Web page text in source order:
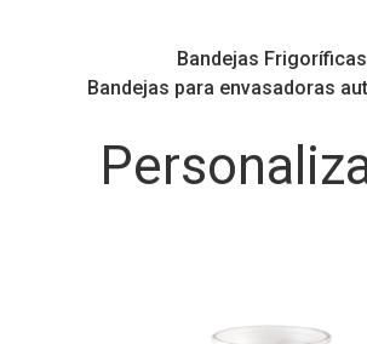
Bandejas Frigoríficas
Bandejas para envasadoras